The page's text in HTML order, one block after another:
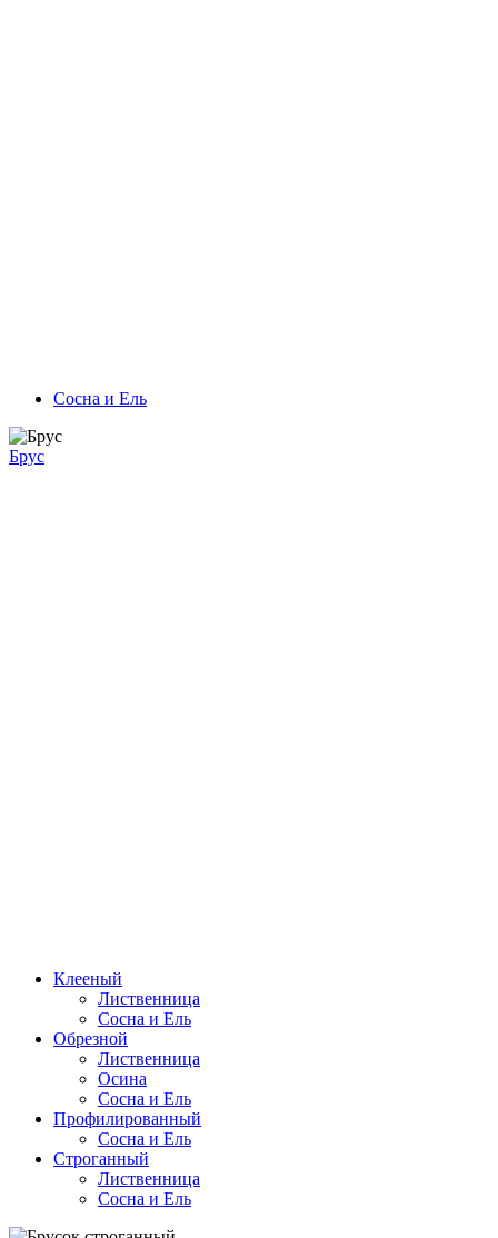
Сосна и Ель
Брус
Клееный
Лиственница
Сосна и Ель
Обрезной
Лиственница
Осина
Сосна и Ель
Профилированный
Сосна и Ель
Строганный
Лиственница
Сосна и Ель